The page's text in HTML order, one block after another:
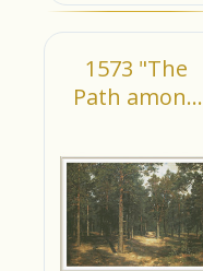
1573 "The
Path among